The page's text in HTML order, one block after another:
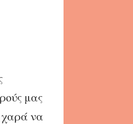
μας
χαρά να